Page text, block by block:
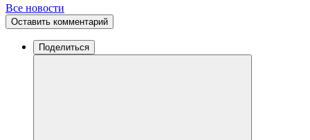
Все новости
Оставить комментарий
Поделиться